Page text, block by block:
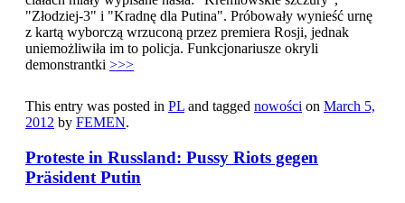
"Złodziej-3" i "Kradnę dla Putina". Próbowały wynieść urnę
z kartą wyborczą wrzuconą przez premiera Rosji, jednak
uniemożliwiła im to policja. Funkcjonariusze okryli
demonstrantki >>>
This entry was posted in PL and tagged nowości on March 5,
2012 by FEMEN.
Proteste in Russland: Pussy Riots gegen
Präsident Putin